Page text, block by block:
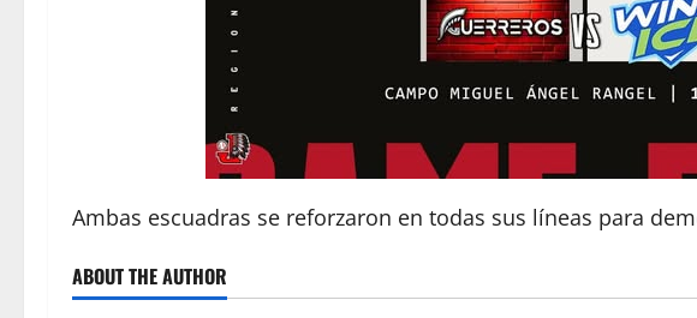
Ambas escuadras se reforzaron en todas sus líneas para
ABOUT THE AUTHOR